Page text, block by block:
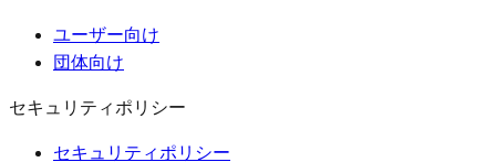
ユーザー向け
団体向け
セキュリティポリシー
セキュリティポリシー